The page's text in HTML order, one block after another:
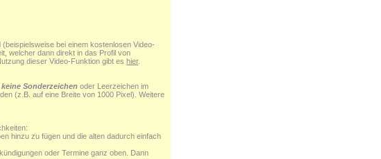
bei einem kostenlosen Video-
welcher dann direkt in das Profil von
dieser Video-Funktion gibt es hier.
keine Sonderzeichen oder Leerzeichen im
(z.B. auf eine Breite von 1000 Pixel). Weitere
hinzu zu fügen und die alten dadurch einfach
oder Termine ganz oben. Dann